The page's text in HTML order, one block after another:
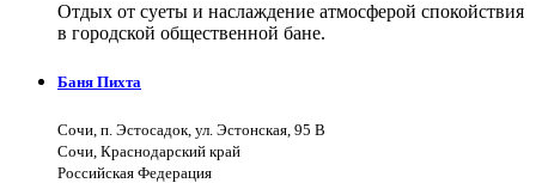
Отдых от суеты и наслаждение атмосферой спокойствия
в городской общественной бане.
Баня Пихта
Сочи, п. Эстосадок, ул. Эстонская, 95 В
Сочи, Краснодарский край
Российская Федерация